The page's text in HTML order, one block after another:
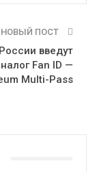
НОВЫЙ ПОСТ
введут
Fan ID —
Multi-Pass